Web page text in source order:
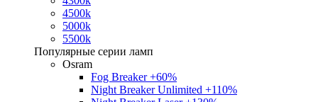
4500k
5000k
5500k
Популярные серии ламп
Osram
Fog Breaker +60%
Night Breaker Unlimited +110%